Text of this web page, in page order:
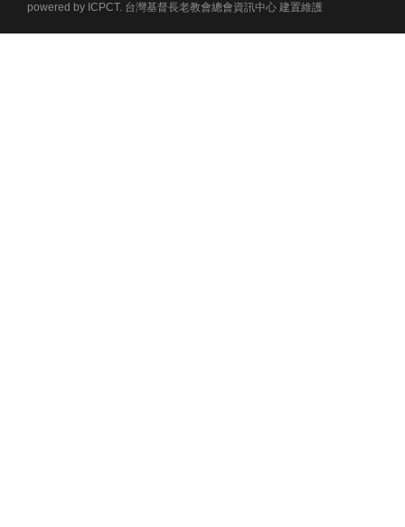
powered by ICPCT. 台灣基督長老教會總會資訊中心 建置維護